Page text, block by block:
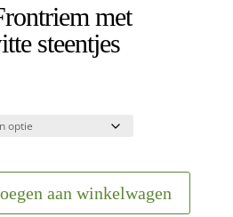
met
steentjes
aan winkelwagen